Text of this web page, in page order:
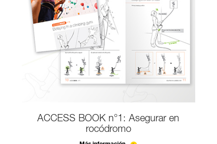
ACCESS BOOK n°1: Asegurar en
rocódromo